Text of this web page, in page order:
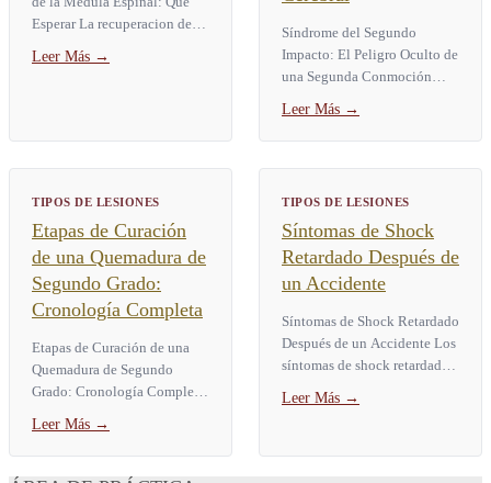
Esperar La recuperacion de
espinal es el proceso de
Leer Más →
Síndrome del Segundo
Impacto: El Peligro Oculto de
una Segunda Conmoción
segundo impacto ocurre
cuando una persona sufre una
Leer Más →
TIPOS DE LESIONES
Etapas de Curación
de una Quemadura de
Segundo Grado:
Cronología Completa
Etapas de Curación de una
Quemadura de Segundo
Grado: Cronología Completa
quemadura de segundo grado
siguen tres fases:...
Leer Más →
TIPOS DE LESIONES
Síntomas de Shock
Retardado Después de
un Accidente
Síntomas de Shock Retardado
Después de un Accidente Los
síntomas de shock retardado
reacciones físicas y mentales
Leer Más →